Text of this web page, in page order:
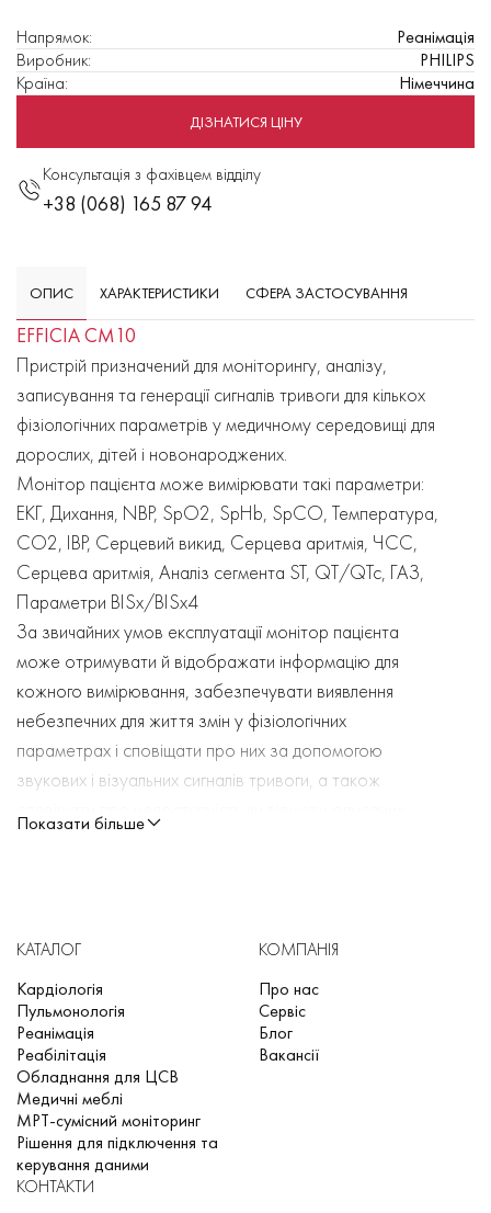
ДІЗНАТИСЯ ЦІНУ
Консультація з фахівцем відділу
+38 (068) 165 87 94
Напрямок:
Реанімація
Виробник:
PHILIPS
Країна: Німеччина
ОПИС ХАРАКТЕРИСТИКИ СФЕРА ЗАСТОСУВАННЯ
EFFICIA CM10
Пристрій призначений для моніторингу, аналізу,
записування та генерації сигналів тривоги для кількох
фізіологічних параметрів у медичному середовищі для
дорослих, дітей і новонароджених.
Монітор пацієнта може вимірювати такі параметри:
ЕКГ, Дихання, NBP, SpO2, SpHb, SpCO, Температура,
CO2, IBP, Серцевий викид, Серцева аритмія, ЧСС,
Серцева аритмія, Аналіз сегмента ST, QT/QTc, ГАЗ,
Параметри BISx/BISx4
За звичайних умов експлуатації монітор пацієнта
може отримувати й відображати інформацію для
кожного вимірювання, забезпечувати виявлення
небезпечних для життя змін у фізіологічних
параметрах і сповіщати про них за допомогою
звукових і візуальних сигналів тривоги, а також
Монітор живиться від джерела змінного струму. Він
має вбудований зарядний пристрій акумулятора/
блок живлення. Після втрати живлення змінного
струму чи від’єднання від електромережі монітор
автоматично переходить на живлення від
акумулятора. Монітор може живитися від
електромережі та внутрішнього акумулятора або
лише від акумулятора.
Показати більше
КАТАЛОГ
Кардіологія
Пульмонологія
Реанімація
Реабілітація
Обладнання для ЦСВ
Медичні меблі
МРТ-сумісний моніторинг
Рішення для підключення та
керування даними
КОМПАНІЯ
Про нас
Сервіс
Блог
Вакансії
КОНТАКТИ